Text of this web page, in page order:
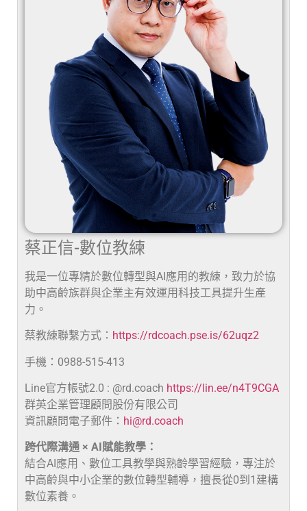
蔡正信-數位教練
我是一位專精於數位轉型與AI應用的教練，致力於協
助中高齡族群與企業主有效運用科技工具提升生產
力。
蔡教練聯繫方式： https://rdcoach.pse.is/62uqz2
手機：0988-515-413
Line官方帳號2.0 : @rd.coach https://lin.ee/n4T9CGA
群英企業管理顧問股份有限公司
資訊顧問電子郵件： hi@rd.coach
跨代際溝通 × AI賦能教學：
結合AI應用、數位工具教學與熟齡學習經驗，專注於
中高齡與中小企業的數位轉型輔導，擅長從0到1建構
數位素養。